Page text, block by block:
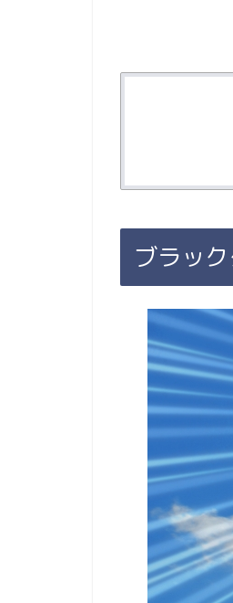
ブラッ